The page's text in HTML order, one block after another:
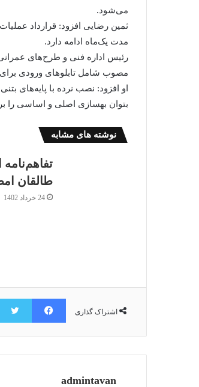
می‌شود.
ثمین رضایی افزود: قرارداد
مدت یک‌ماه ادامه دارد.
رئیس اداره فنی و طرح‌های
مصوب شامل تابلوهای ورودی
او افزود: نصب نرده با پایه‌های
بتوان بهسازی اصلی و اساسی را
نوشته های مشابه
طالقان
24 خرداد 1402
اشتراک گذاری
فیس بوک
admintavan